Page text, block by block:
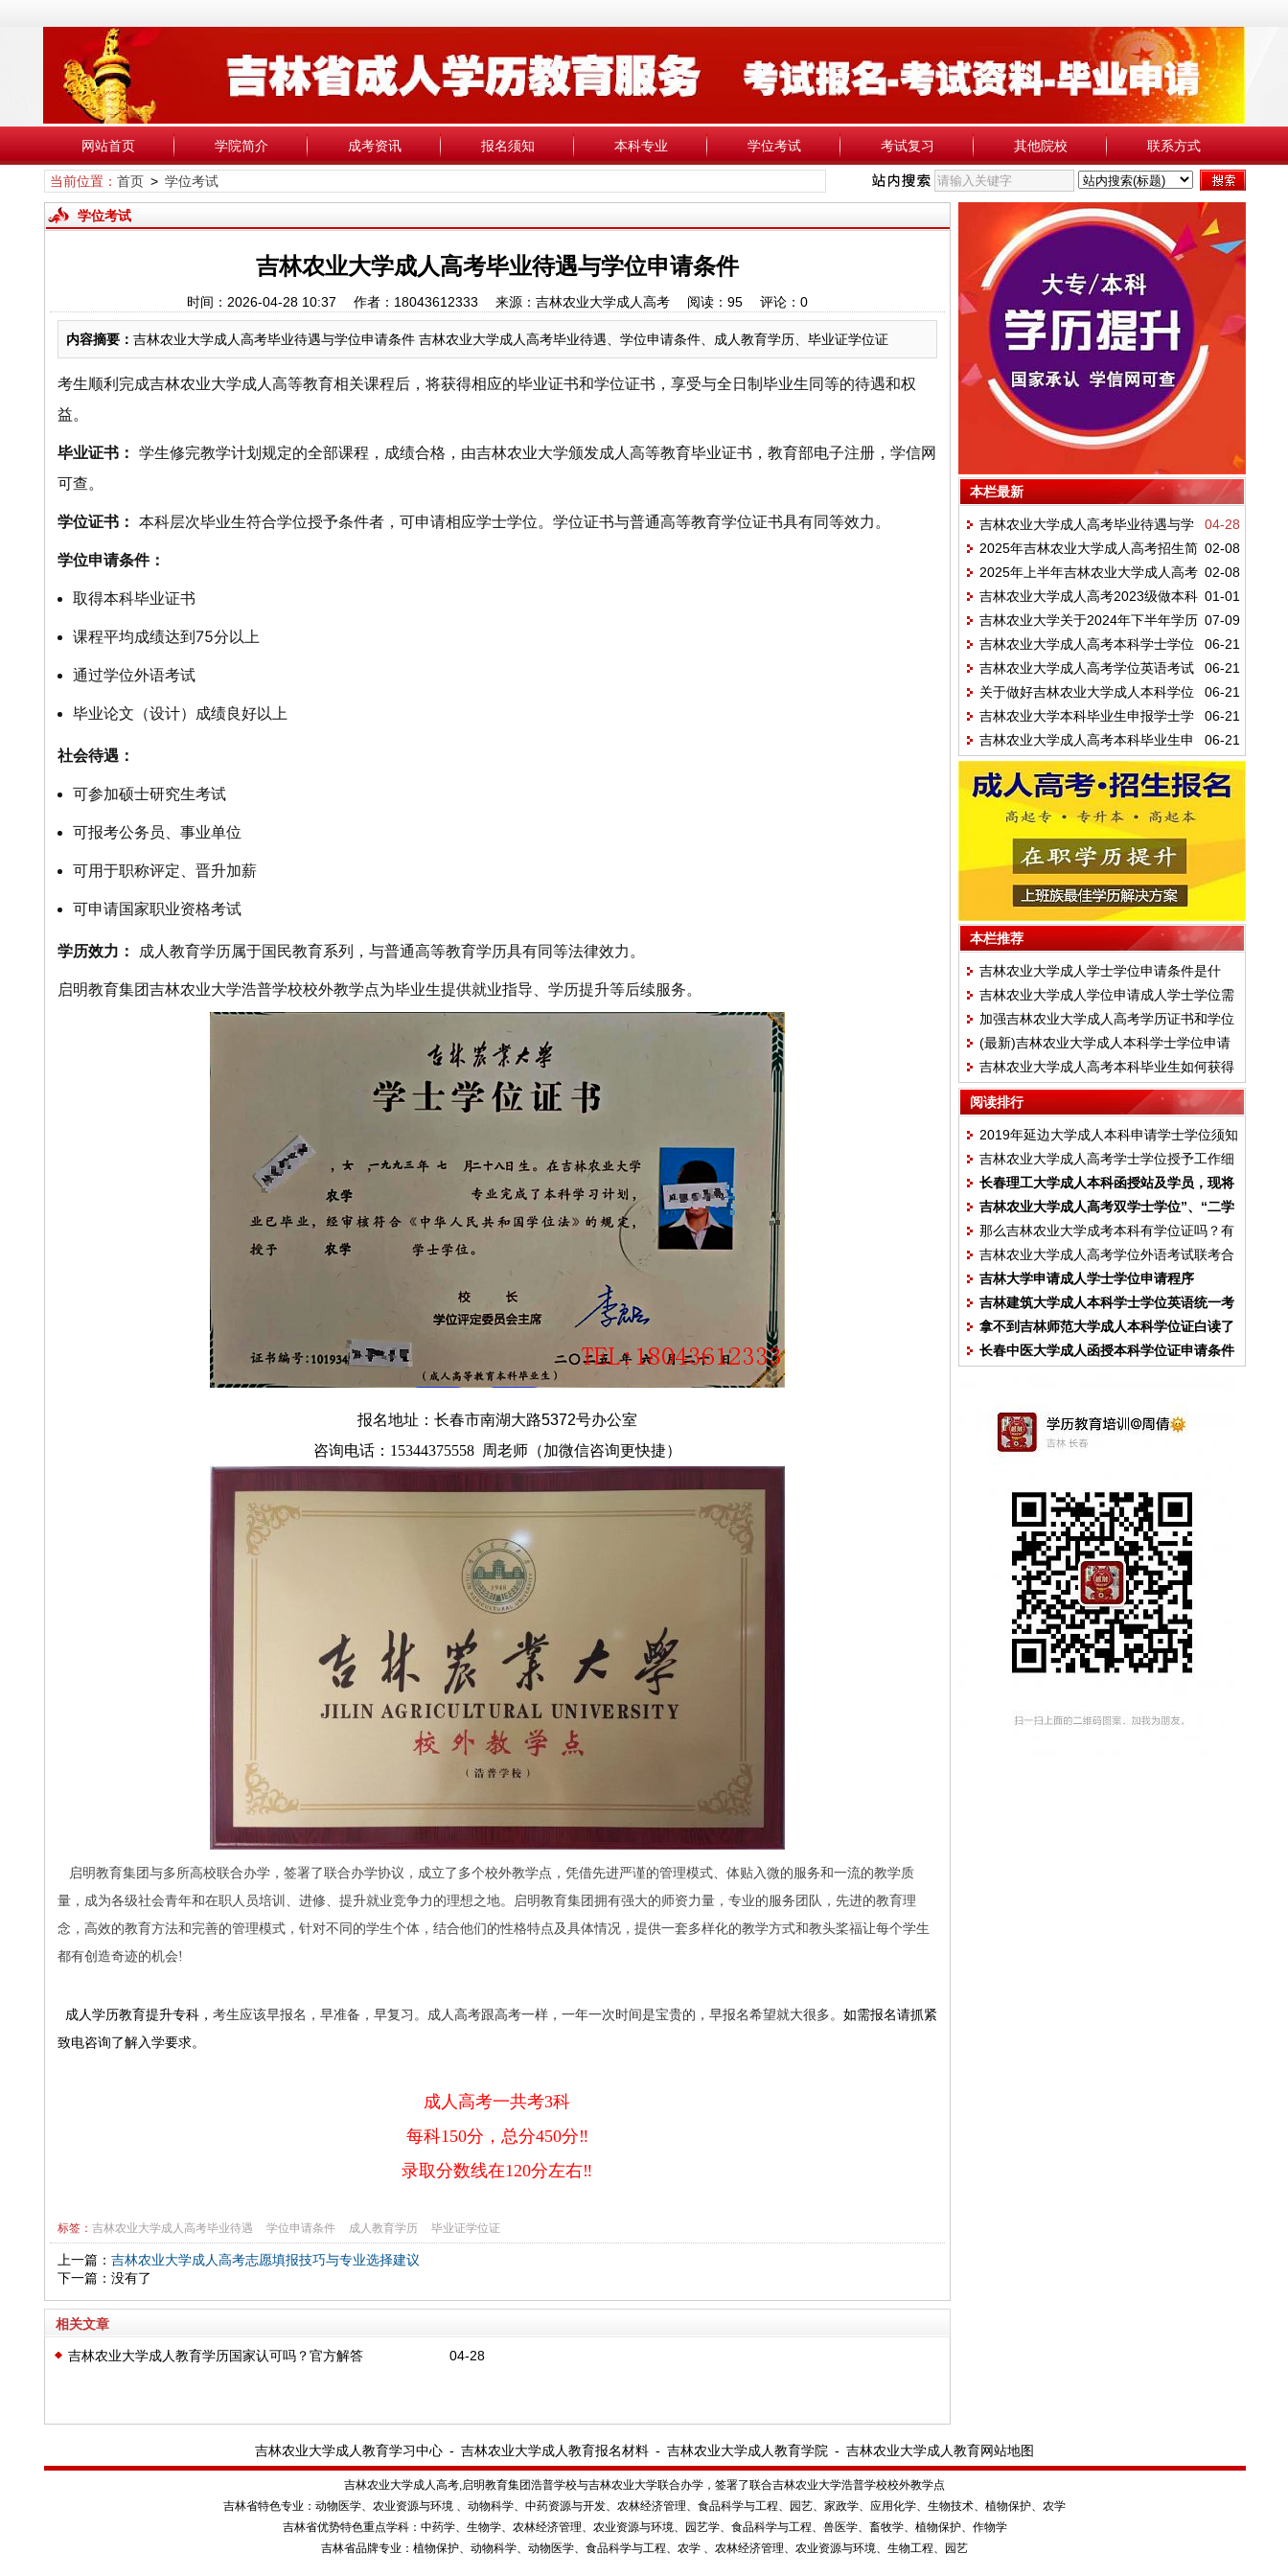
网站首页 学院简介 成考资讯 报名须知 本科专业 学位考试 考试复习 其他院校 联系方式
当前位置： 首页> 学位考试
学位考试
吉林农业大学成人高考毕业待遇与学位申请条件
时间：2026-04-28 10:37 作者：18043612333 来源：吉林农业大学成人高考 阅读： 95评论： 0
内容摘要： 吉林农业大学成人高考毕业待遇与学位申请条件 吉林农业大学成人高考毕业待遇、学位申请条件、成人教育学历、毕业证学位证
考生顺利完成吉林农业大学成人高等教育相关课程后，将获得相应的毕业证书和学位证书，享受与全日制毕业生同等的待遇和权
益。
毕业证书： 学生修完教学计划规定的全部课程，成绩合格，由吉林农业大学颁发成人高等教育毕业证书，教育部电子注册，学信网
可查。
学位证书： 本科层次毕业生符合学位授予条件者，可申请相应学士学位。学位证书与普通高等教育学位证书具有同等效力。
学位申请条件：
取得本科毕业证书
课程平均成绩达到75分以上
通过学位外语考试
毕业论文（设计）成绩良好以上
社会待遇：
可参加硕士研究生考试
可报考公务员、事业单位
可用于职称评定、晋升加薪
可申请国家职业资格考试
学历效力： 成人教育学历属于国民教育系列，与普通高等教育学历具有同等法律效力。
启明教育集团吉林农业大学浩普学校校外教学点为毕业生提供就业指导、学历提升等后续服务。
报名地址：长春市南湖大路5372号办公室
咨询电话：15344375558 周老师（加微信咨询更快捷）
启明教育集团与多所高校联合办学，签署了联合办学协议，成立了多个校外教学点，凭借先进严谨的管理模式、体贴入微的服务和一流的教学质
量，成为各级社会青年和在职人员培训、进修、提升就业竞争力的理想之地。启明教育集团拥有强大的师资力量，专业的服务团队，先进的教育理
念，高效的教育方法和完善的管理模式，针对不同的学生个体，结合他们的性格特点及具体情况，提供一套多样化的教学方式和教头桨福让每个学生
都有创造奇迹的机会!
成人学历教育提升专科， 考生应该早报名，早准备，早复习。成人高考跟高考一样，一年一次时间是宝贵的，早报名希望就大很多。 如需报名请抓紧
致电咨询了解入学要求。
成人高考一共考3科
每科150分，总分450分‼
录取分数线在120分左右‼
标签： 吉林农业大学成人高考毕业待遇 学位申请条件 成人教育学历 毕业证学位证
上一篇： 吉林农业大学成人高考志愿填报技巧与专业选择建议
下一篇：没有了
相关文章
04-28
吉林农业大学成人教育学历国家认可吗？官方解答
本栏最新
04-28
吉林农业大学成人高考毕业待遇与学
位申请条件
02-08
2025年吉林农业大学成人高考招生简
章
02-08
2025年上半年吉林农业大学成人高考
学士学位外语考试的通知
01-01
吉林农业大学成人高考2023级做本科
学位论文学员
07-09
吉林农业大学关于2024年下半年学历
继续教育学士学位外语考试的通知
06-21
吉林农业大学成人高考本科学士学位
英语统一考试
06-21
吉林农业大学成人高考学位英语考试
通知
06-21
关于做好吉林农业大学成人本科学位
考试报名工作的通知
06-21
吉林农业大学本科毕业生申报学士学
位的通知
06-21
吉林农业大学成人高考本科毕业生申
请学士学位的通知
本栏推荐
吉林农业大学成人学士学位申请条件是什
么？
吉林农业大学成人学位申请成人学士学位需
要上报材料
加强吉林农业大学成人高考学历证书和学位
证书规范管理通知
(最新)吉林农业大学成人本科学士学位申请
须知
吉林农业大学成人高考本科毕业生如何获得
学位证书
阅读排行
2019年延边大学成人本科申请学士学位须知
吉林农业大学成人高考学士学位授予工作细
则
长春理工大学成人本科函授站及学员，现将
申请学士学位证书的相关要求通知如下
吉林农业大学成人高考双学士学位”、“二学
士学位”的区别
那么吉林农业大学成考本科有学位证吗？有
吉林农业大学成人高考学位外语考试联考合
作体的通知安排
吉林大学申请成人学士学位申请程序
吉林建筑大学成人本科学士学位英语统一考
试模拟试题答案
拿不到吉林师范大学成人本科学位证白读了
么
长春中医大学成人函授本科学位证申请条件
吉林农业大学成人教育学习中心 - 吉林农业大学成人教育报名材料 - 吉林农业大学成人教育学院 - 吉林农业大学成人教育网站地图
吉林农业大学成人高考,启明教育集团浩普学校与吉林农业大学联合办学，签署了联合吉林农业大学浩普学校校外教学点
吉林省特色专业：动物医学、农业资源与环境 、动物科学、中药资源与开发、农林经济管理、食品科学与工程、园艺、家政学、应用化学、生物技术、植物保护、农学
吉林省优势特色重点学科：中药学、生物学、农林经济管理、农业资源与环境、园艺学、食品科学与工程、兽医学、畜牧学、植物保护、作物学
吉林省品牌专业：植物保护、动物科学、动物医学、食品科学与工程、农学 、农林经济管理、农业资源与环境、生物工程、园艺